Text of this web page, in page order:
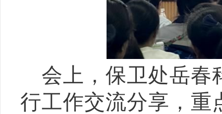
会上，保卫处岳春
行工作交流分享，重